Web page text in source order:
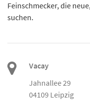
Feinschmecker, die
suchen.
Vacay
Jahnallee 29
04109 Leipzig